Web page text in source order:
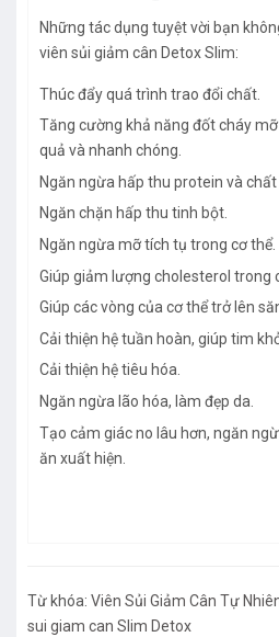
Những tác dụng tuyệt vời bạn
viên sủi giảm cân Detox Slim:
Thúc đẩy quá trình trao đổi chất.
Tăng cường khả năng đốt cháy
quả và nhanh chóng.
Ngăn ngừa hấp thu protein và chất
Ngăn chặn hấp thu tinh bột.
Ngăn ngừa mỡ tích tụ trong cơ thể.
Giúp giảm lượng cholesterol trong
Giúp các vòng của cơ thể trở lên
Cải thiện hệ tuần hoàn, giúp tim
Cải thiện hệ tiêu hóa.
Ngăn ngừa lão hóa, làm đẹp da.
Tạo cảm giác no lâu hơn, ngăn
ăn xuất hiện.
Từ khóa: Viên Sủi Giảm Cân Tự
sui giam can Slim Detox